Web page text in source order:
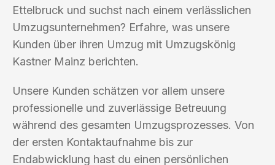
Ettelbruck und suchst nach einem verlässlichen
Umzugsunternehmen? Erfahre, was unsere
Kunden über ihren Umzug mit Umzugskönig
Kastner Mainz berichten.
Unsere Kunden schätzen vor allem unsere
professionelle und zuverlässige Betreuung
während des gesamten Umzugsprozesses. Von
der ersten Kontaktaufnahme bis zur
Endabwicklung hast du einen persönlichen